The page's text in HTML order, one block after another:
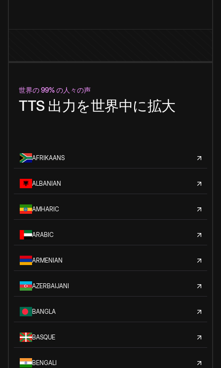
世界の 99% の人々の声
TTS 出力を世界中に拡大
AFRIKAANS
ALBANIAN
AMHARIC
ARABIC
ARMENIAN
AZERBAIJANI
BANGLA
BASQUE
BENGALI